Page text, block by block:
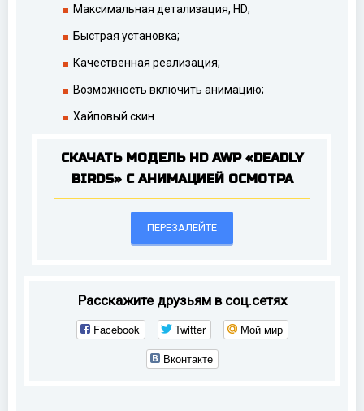
Максимальная детализация, HD;
Быстрая установка;
Качественная реализация;
Возможность включить анимацию;
Хайповый скин.
СКАЧАТЬ МОДЕЛЬ HD AWP «DEADLY
BIRDS» С АНИМАЦИЕЙ ОСМОТРА
ПЕРЕЗАЛЕЙТЕ
Расскажите друзьям в соц.сетях
Facebook Twitter
Мой мир
Вконтакте